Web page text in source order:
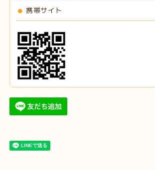
携帯サイト